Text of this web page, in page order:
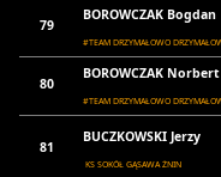
79
BOROWCZAK Bogdan
#TEAM DRZYMAŁOWO
80
BOROWCZAK Norbert
#TEAM DRZYMAŁOWO
81
BUCZKOWSKI Jerzy
KS SOKÓŁ GĄSAWA ŻNIN